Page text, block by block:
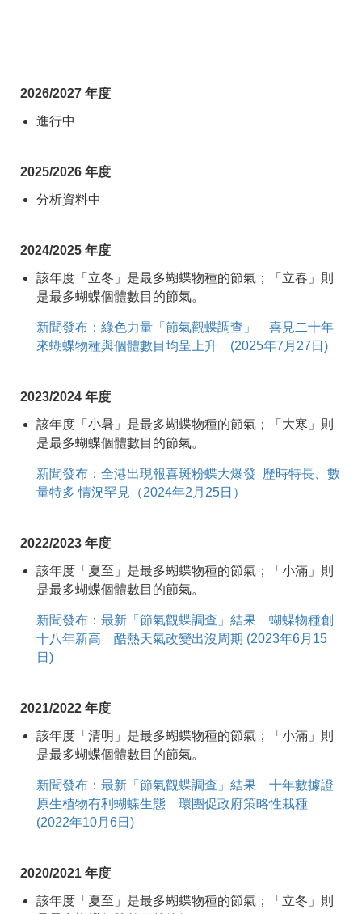
2026/2027 年度
進行中
2025/2026 年度
分析資料中
2024/2025 年度
該年度「立冬」是最多蝴蝶物種的節氣；「立春」則
是最多蝴蝶個體數目的節氣。
新聞發布：綠色力量「節氣觀蝶調查」 喜見二十年
來蝴蝶物種與個體數目均呈上升 (2025年7月27日)
2023/2024 年度
該年度「小暑」是最多蝴蝶物種的節氣；「大寒」則
是最多蝴蝶個體數目的節氣。
新聞發布：全港出現報喜斑粉蝶大爆發 歷時特長、數
量特多 情況罕見（2024年2月25日）
2022/2023 年度
該年度「夏至」是最多蝴蝶物種的節氣；「小滿」則
是最多蝴蝶個體數目的節氣。
新聞發布：最新「節氣觀蝶調查」結果 蝴蝶物種創
十八年新高 酷熱天氣改變出沒周期 (2023年6月15
日)
2021/2022 年度
該年度「清明」是最多蝴蝶物種的節氣；「小滿」則
是最多蝴蝶個體數目的節氣。
新聞發布：最新「節氣觀蝶調查」結果 十年數據證
原生植物有利蝴蝶生態 環團促政府策略性栽種
(2022年10月6日)
2020/2021 年度
該年度「夏至」是最多蝴蝶物種的節氣；「立冬」則